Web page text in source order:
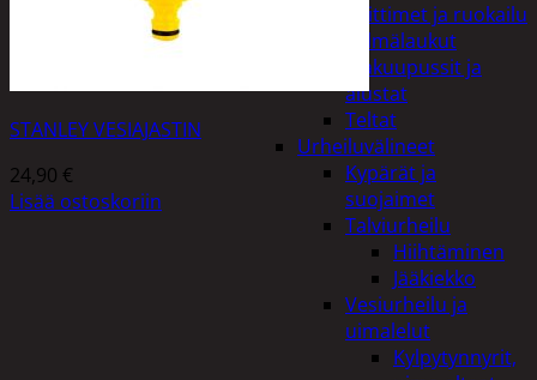
Keittimet ja ruokailu
Kylmälaukut
Makuupussit ja
alustat
Teltat
Urheiluvälineet
Kypärät ja
suojaimet
Talviurheilu
Hiihtäminen
Jääkiekko
Vesiurheilu ja
uimalelut
Kylpytynnyrit,
STANLEY VESIAJASTIN
24,90 €
Lisää ostoskoriin